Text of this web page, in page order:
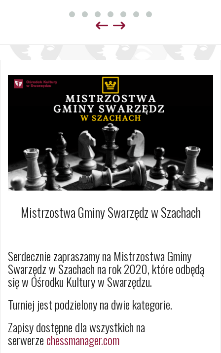
Mistrzostwa Gminy Swarzędz w Szachach
Serdecznie zapraszamy na Mistrzostwa Gminy
Swarzędz w Szachach na rok 2020, które odbędą
się w Ośrodku Kultury w Swarzędzu.
Turniej jest podzielony na dwie kategorie.
Zapisy dostępne dla wszystkich na
serwerzechessmanager.com